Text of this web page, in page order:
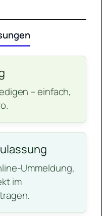
– einfach,
Ummeldung,
im